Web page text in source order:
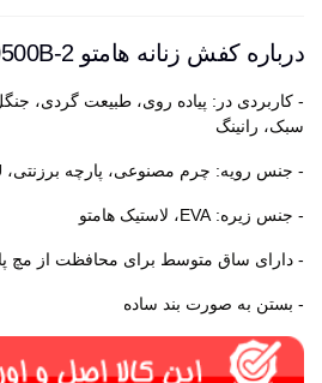
درباره کفش زنانه هامتو humtto 210500B-2
- کاربردی در: پیاده روی، طبیعت گردی،
سبک، رانینگ
- جنس رویه: چرم مصنوعی، پارچه برزنتی، TPU
- جنس زیره: EVA، لاستیک هامتو
- دارای ساق متوسط برای محافظت از مچ پا
- بستن به صورت بند ساده